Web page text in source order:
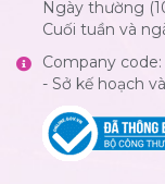
Ngày thường
Cuối tuần và
Company
- Sở kế hoạch